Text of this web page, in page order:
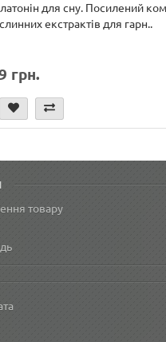
для сну. Посилений
екстрактів для гарн..
грн.
товару